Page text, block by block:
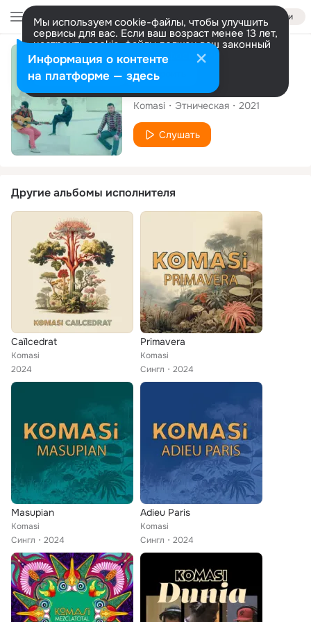
Войти
Мы используем cookie-файлы, чтобы улучшить
сервисы для вас. Если ваш возраст менее 13 лет,
настроить cookie-файлы должен ваш законный
представитель. Больше информации
Разрешить все Настроить
Сингл
Magic Moustache
Komasi Этническая 2021
Слушать
Другие альбомы исполнителя
Caïlcedrat
Komasi
2024
Primavera
Komasi
Сингл
2024
Masupian
Komasi
Сингл
2024
Adieu Paris
Komasi
Сингл
2024
Информация о контенте
на платформе — здесь